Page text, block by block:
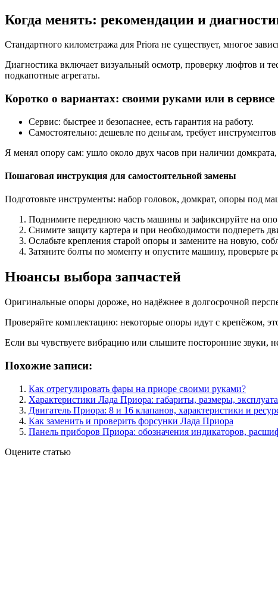
Когда менять: рекомендации и
Стандартного километража для Priora не существует, многое
Диагностика включает визуальный осмотр, проверку люфтов и
подкапотные агрегаты.
Коротко о вариантах: своими руками или в сервисе
Сервис: быстрее и безопаснее, есть гарантия на работу.
Самостоятельно: дешевле по деньгам, требует
Я менял опору сам: ушло около двух часов при наличии
Пошаговая инструкция для самостоятельной замены
Подготовьте инструменты: набор головок, домкрат, опоры под
Поднимите переднюю часть машины и зафиксируйте на
Снимите защиту картера и при необходимости подпереть
Ослабьте крепления старой опоры и замените на новую,
Затяните болты по моменту и опустите машину, проверьте
Нюансы выбора запчастей
Оригинальные опоры дороже, но надёжнее в долгосрочной
Проверяйте комплектацию: некоторые опоры идут с крепёжом,
Если вы чувствуете вибрацию или слышите посторонние звуки,
Похожие записи:
Как отрегулировать фары на приоре своими руками?
Характеристики Лада Приора: габариты, размеры,
Двигатель Приора: 8 и 16 клапанов, характеристики и
Как заменить и проверить форсунки Лада Приора
Панель приборов Приора: обозначения индикаторов,
Оцените статью